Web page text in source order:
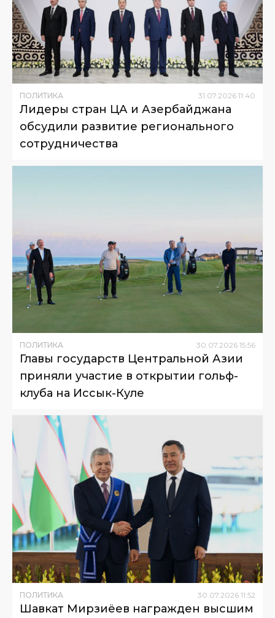
ПОЛИТИКА 31.07.2026 11:40
Лидеры стран ЦА и Азербайджана
обсудили развитие регионального
сотрудничества
ПОЛИТИКА 30.07.2026 15:56
Главы государств Центральной Азии
приняли участие в открытии гольф-
клуба на Иссык-Куле
ПОЛИТИКА 30 07 2026 11:52
Шавкат Мирзиёев награжден высшим